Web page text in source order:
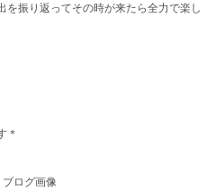
を振り返ってその時が来たら全力で楽し
＊